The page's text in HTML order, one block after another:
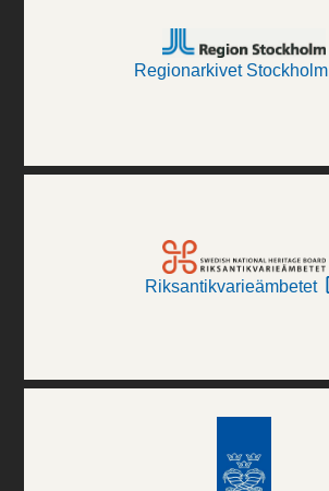
Regionarkivet Stockholm
Riksantikvarieämbetet